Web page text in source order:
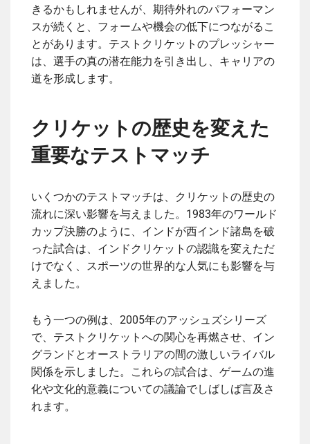
きるかもしれませんが、期待外れのパフォーマン
スが続くと、フォームや機会の低下につながるこ
とがあります。テストクリケットのプレッシャー
は、選手の真の潜在能力を引き出し、キャリアの
道を形成します。
クリケットの歴史を変えた
重要なテストマッチ
いくつかのテストマッチは、クリケットの歴史の
流れに深い影響を与えました。1983年のワールド
カップ決勝のように、インドが西インド諸島を破
った試合は、インドクリケットの認識を変えただ
けでなく、スポーツの世界的な人気にも影響を与
えました。
もう一つの例は、2005年のアッシュズシリーズ
で、テストクリケットへの関心を再燃させ、イン
グランドとオーストラリアの間の激しいライバル
関係を示しました。これらの試合は、ゲームの進
化や文化的意義についての議論でしばしば言及さ
れます。